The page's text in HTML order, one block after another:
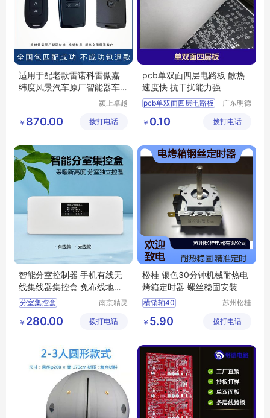
适用于配老款雷诺科雷傲嘉
纬度风景汽车原厂智能器车
颍上卓越
有限公司
￥ 870.00 拨打电话
pcb单双面四层电路板 散热
速度快 抗干扰能力强
pcb单双面四层电路板
单双面四层板
四层pcb线路板
广东明德
有限公司
￥ 0.10 拨打电话
智能分室控制器 手机有线无
线集线器集控盒 免布线地暖
温控器
分室集控盒
智能控制器 集线器
南京精灵
有限公司
￥ 280.00 拨打电话
松桂 银色30分钟机械耐热电
烤箱定时器 螺丝稳固安装
横销轴40
苏州松桂
公司
￥ 5.90 拨打电话